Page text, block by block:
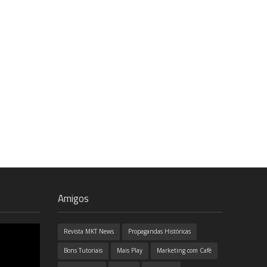
Amigos
Revista MKT News Propagandas Históricas
Bons Tutoriais Mais Play Marketing com Café